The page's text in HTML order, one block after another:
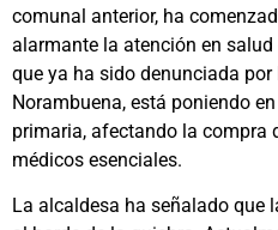
comunal anterior, ha
alarmante la atención en
que ya ha sido denunciada
Norambuena, está poniendo
primaria, afectando la compra
médicos esenciales.
La alcaldesa ha señalado que